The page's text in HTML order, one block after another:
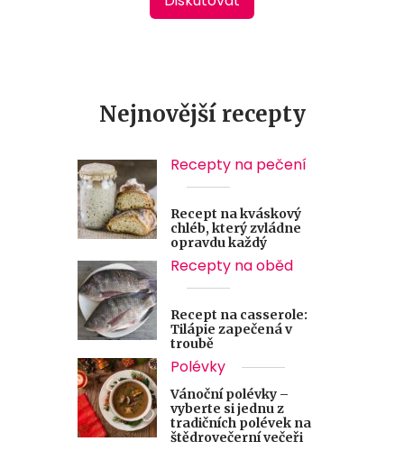
Nejnovější recepty
Recepty na pečení
Recept na kváskový
chléb, který zvládne
opravdu každý
Recepty na oběd
Recept na casserole:
Tilápie zapečená v
troubě
Polévky
Vánoční polévky –
vyberte si jednu z
tradičních polévek na
štědrovečerní večeři